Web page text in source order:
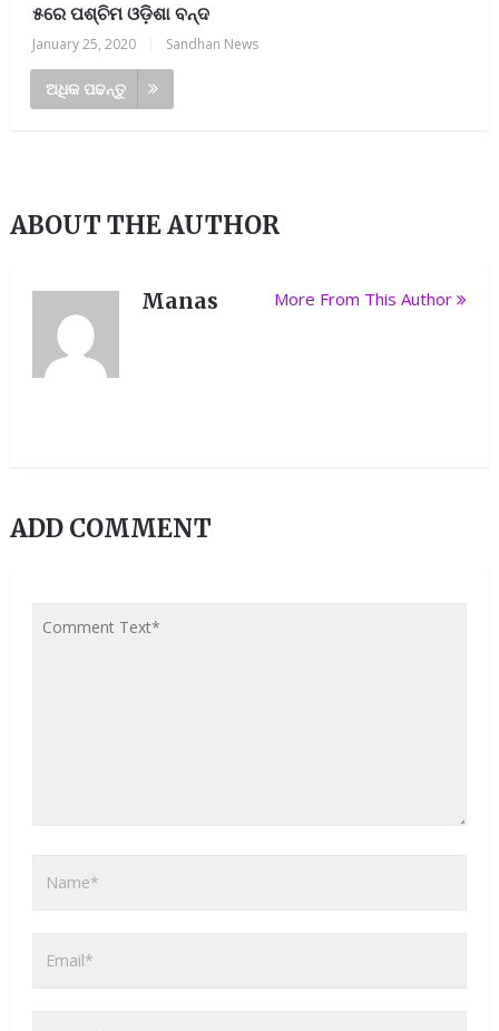
୫ରେ ପଶ୍ଚିମ ଓଡ଼ିଶା ବନ୍ଦ
January 25, 2020 Sandhan News
ଅଧିକ ପଢନ୍ତୁ
ABOUT THE AUTHOR
Manas More From This Author
ADD COMMENT